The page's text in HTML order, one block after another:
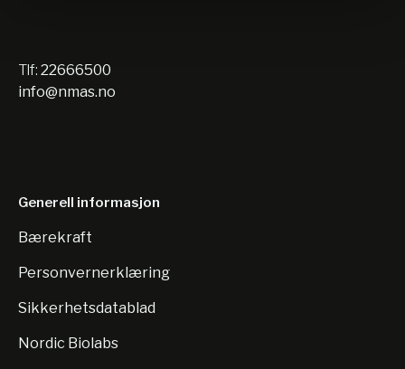
Tlf: 22666500
info@nmas.no
Generell informasjon
Bærekraft
Personvernerklæring
Sikkerhetsdatablad
Nordic Biolabs